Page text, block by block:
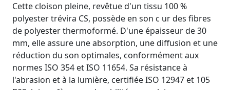
Cette cloison pleine, revêtue d'un tissu 100 %
polyester trévira CS, possède en son c ur des fibres
de polyester thermoformé. D'une épaisseur de 30
mm, elle assure une absorption, une diffusion et une
réduction du son optimales, conformément aux
normes ISO 354 et ISO 11654. Sa résistance à
l'abrasion et à la lumière, certifiée ISO 12947 et 105